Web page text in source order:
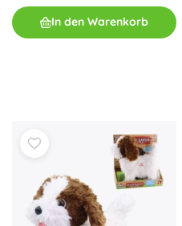
In den Warenkorb